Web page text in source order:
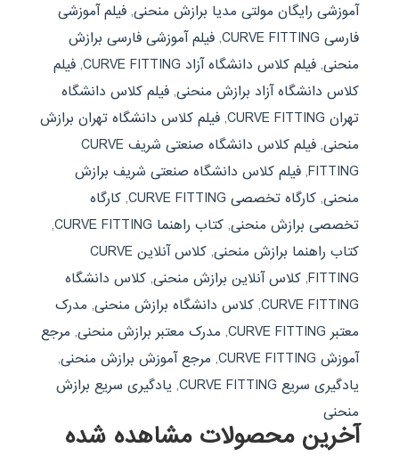
آموزشی رایگان مولتی مدیا برازش منحنی, فیلم آموزشی
فارسی CURVE FITTING
, فیلم آموزشی فارسی برازش
منحنی, فیلم کلاس دانشگاه آزاد CURVE FITTING , فیلم
کلاس دانشگاه آزاد برازش منحنی, فیلم کلاس دانشگاه
تهران CURVE FITTING
, فیلم کلاس دانشگاه تهران برازش
منحنی,
فیلم کلاس دانشگاه صنعتی شریف CURVE
FITTING
, فیلم کلاس دانشگاه صنعتی شریف برازش
منحنی, کارگاه تخصصی CURVE FITTING , کارگاه
تخصصی برازش منحنی, کتاب راهنما CURVE FITTING
,
کتاب راهنما برازش منحنی,
کلاس آنلاین CURVE
FITTING
, کلاس آنلاین برازش منحنی, کلاس دانشگاه
CURVE FITTING
, کلاس دانشگاه برازش منحنی, مدرک
معتبر CURVE FITTING
, مدرک معتبر برازش منحنی, مرجع
آموزش CURVE FITTING
, مرجع آموزش برازش منحنی,
یادگیری سریع CURVE FITTING
, یادگیری سریع برازش
منحنی
آخرین محصولات مشاهده شده